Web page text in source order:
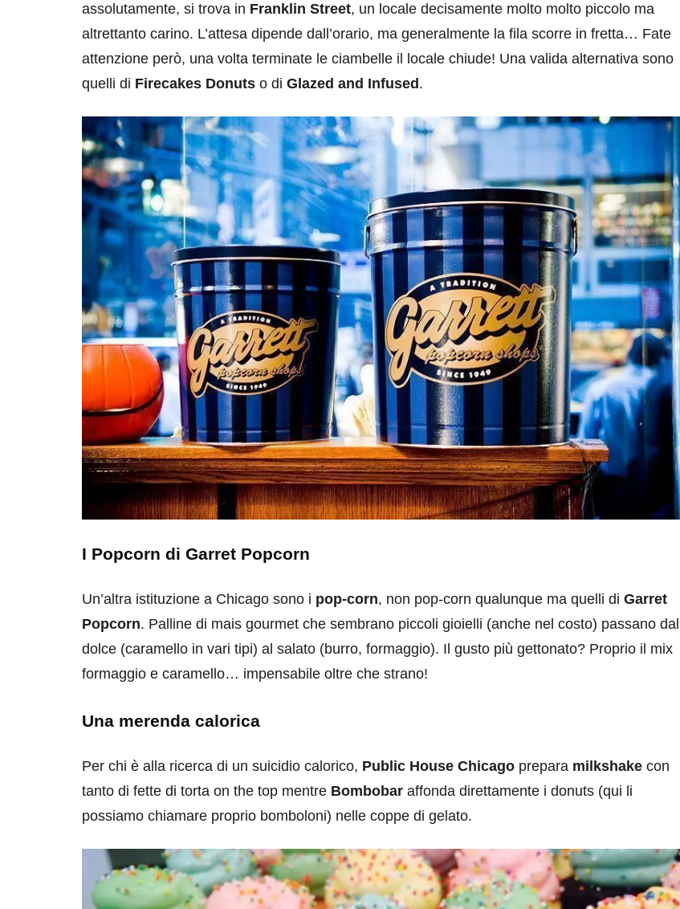
assolutamente, si trova in Franklin Street, un locale decisamente molto molto piccolo ma
altrettanto carino. L’attesa dipende dall’orario, ma generalmente la fila scorre in fretta… Fate
attenzione però, una volta terminate le ciambelle il locale chiude! Una valida alternativa sono
quelli di Firecakes Donuts o di Glazed and Infused .
I Popcorn di Garret Popcorn
Un’altra istituzione a Chicago sono i pop-corn, non pop-corn qualunque ma quelli di Garret
Popcorn. Palline di mais gourmet che sembrano piccoli gioielli (anche nel costo) passano dal
dolce (caramello in vari tipi) al salato (burro, formaggio). Il gusto più gettonato? Proprio il mix
formaggio e caramello… impensabile oltre che strano!
Una merenda calorica
Per chi è alla ricerca di un suicidio calorico, Public House Chicago prepara milkshake con
tanto di fette di torta on the top mentre Bombobar affonda direttamente i donuts (qui li
possiamo chiamare proprio bomboloni) nelle coppe di gelato.
il Louvre in
di 4 ore
Paros e la Grecia di
Immaturi il Viaggio
Giugno 26, 2013
Eventi di aprile 2026 a
Rimini e dintorni
Marzo 31, 2026